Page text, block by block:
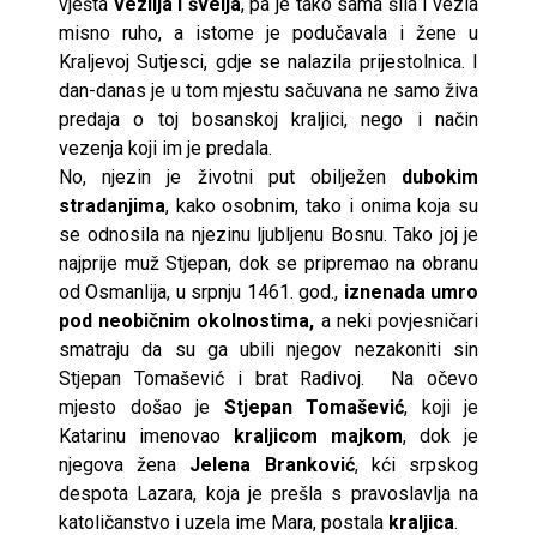
misno ruho, a istome je podučavala i žene u
Kraljevoj Sutjesci, gdje se nalazila prijestolnica. I
dan-danas je u tom mjestu sačuvana ne samo živa
predaja o toj bosanskoj kraljici, nego i način
vezenja koji im je predala.
No, njezin je životni put obilježen dubokim
stradanjima, kako osobnim, tako i onima koja su
se odnosila na njezinu ljubljenu Bosnu. Tako joj je
najprije muž Stjepan, dok se pripremao na obranu
od Osmanlija, u srpnju 1461. god., iznenada umro
pod neobičnim okolnostima, a neki povjesničari
smatraju da su ga ubili njegov nezakoniti sin
Stjepan Tomašević i brat Radivoj. Na očevo
mjesto došao je Stjepan Tomašević, koji je
Katarinu imenovao kraljicom majkom, dok je
njegova žena Jelena Branković, kći srpskog
despota Lazara, koja je prešla s pravoslavlja na
katoličanstvo i uzela ime Mara, postala kraljica.